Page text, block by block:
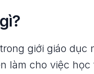
giới giáo dục
làm cho việc